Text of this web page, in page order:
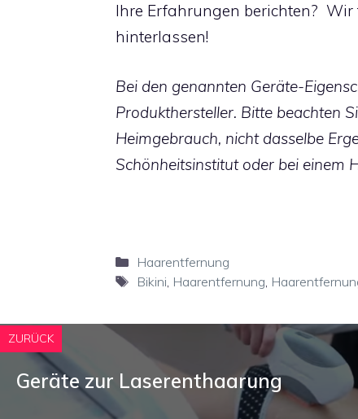
Ihre Erfahrungen berichten?
hinterlassen!
Bei den genannten Geräte-
Produkthersteller. Bitte beachten
Heimgebrauch, nicht dasselbe
Schönheitsinstitut oder bei einem
Kategorien
Haarentfernung
Schlagwörter
Bikini, Haarentfernung,
ZURÜCK
Geräte zur Laserenthaarung